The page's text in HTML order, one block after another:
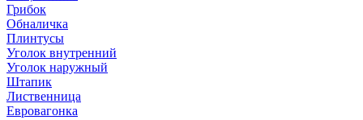
Грибок
Обналичка
Плинтусы
Уголок внутренний
Уголок наружный
Штапик
Лиственница
Евровагонка